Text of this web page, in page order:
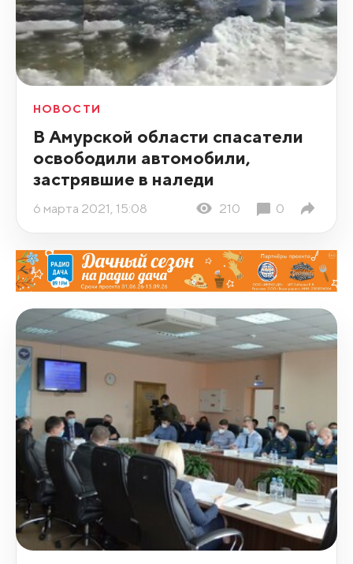
НОВОСТИ
В Амурской области спасатели
освободили автомобили,
застрявшие в наледи
6 марта 2021, 15:08 210 0